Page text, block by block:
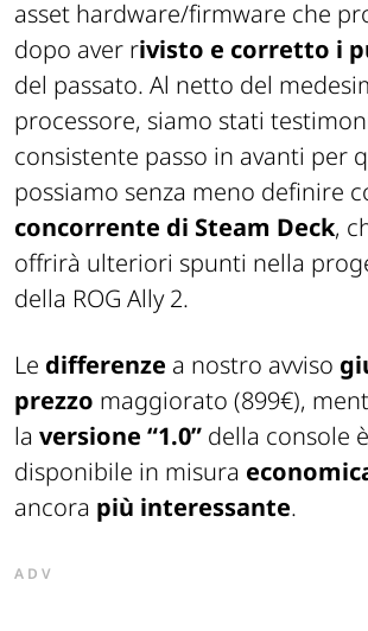
asset hardware/firmware che
dopo aver rivisto e corretto i
del passato. Al netto del
processore, siamo stati
consistente passo in avanti per
possiamo senza meno definire
concorrente di Steam Deck,
offrirà ulteriori spunti nella
della ROG Ally 2.
Le differenze a nostro avviso
prezzo maggiorato (899€),
la versione “1.0” della console
disponibile in misura
ancora più interessante.
ADV